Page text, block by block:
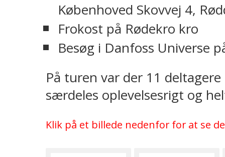
Københoved Skovvej 4,
Frokost på Rødekro kro
Besøg i Danfoss Universe
På turen var der 11
særdeles oplevelsesrigt og
Klik på et billede nedenfor for at se